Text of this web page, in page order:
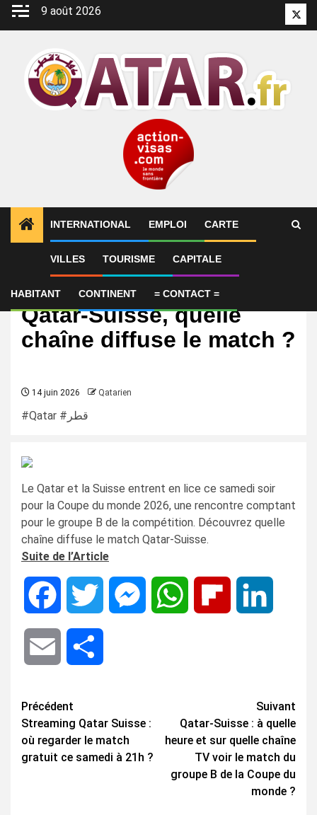
Aller
9 août 2026
INTERNATIONAL EMPLOI CARTE
VILLES TOURISME CAPITALE
HABITANT CONTINENT = CONTACT =
International
Coupe du monde 2026 :
Qatar-Suisse, quelle
chaîne diffuse le match ?
14 juin 2026 Qatarien
#Qatar #قطر
Le Qatar et la Suisse entrent en lice ce samedi soir
pour la Coupe du monde 2026, une rencontre comptant
pour le groupe B de la compétition. Découvrez quelle
chaîne diffuse le match Qatar-Suisse.
Suite de l’Article
Facebook Twitter MessengerWhatsApp Flipboard
Email
Navigation
d’article
Précédent
Streaming Qatar Suisse :
où regarder le match
gratuit ce samedi à 21h ?
Suivant
Qatar-Suisse : à quelle
heure et sur quelle chaîne
TV voir le match du
groupe B de la Coupe du
monde ?